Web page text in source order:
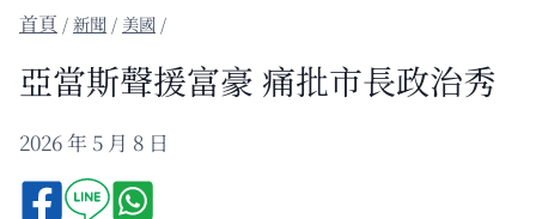
/新聞 / 美國 /
亞當斯聲援富豪 痛批市長政治秀
2026 年 5 月 8 日